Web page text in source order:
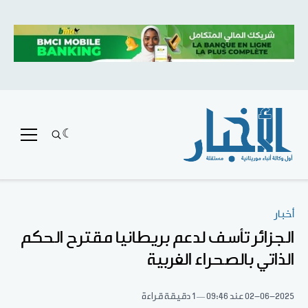
أخبار
الجزائر تأسف لدعم بريطانيا مقترح الحكم
الذاتي بالصحراء الغربية
02-06-2025عند 09:46 1 دقيقة قراءة